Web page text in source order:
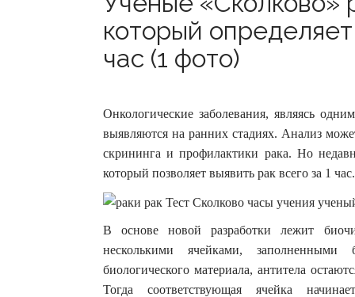
который
час (1 фото)
Онкологические заболевания, являясь
выявляются на ранних стадиях. Анализ
скрининга и профилактики рака. Но
который позволяет выявить рак всего за 1 час.
В основе новой разработки лежит
несколькими ячейками, заполненными
биологического материала, антитела
Тогда соответствующая ячейка